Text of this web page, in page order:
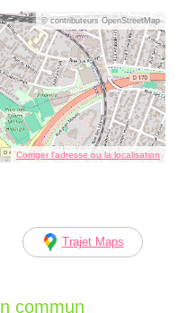
© contributeurs OpenStreetMap
Corriger l’adresse ou la localisation
Trajet Maps
commun